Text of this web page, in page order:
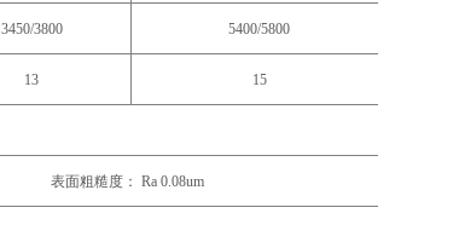
3450/3800 5400/5800
13 15
表面粗糙度： Ra 0.08um